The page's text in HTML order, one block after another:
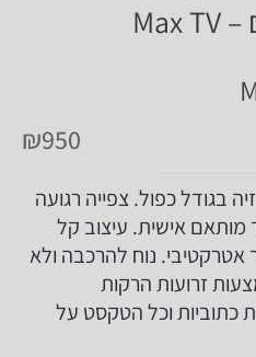
משקפיים טלסקופים Max TV –
₪950
בגודל כפול. צפייה רגועה
אישית. עיצוב קל
אטרקטיבי. נוח להרכבה ולא
זרועות הרקות
כתוביות וכל הטקסט על